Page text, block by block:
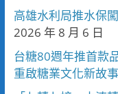
高雄水利局推水保
2026 年 8 月 6 日
台糖80週年推首款
重啟糖業文化新故事